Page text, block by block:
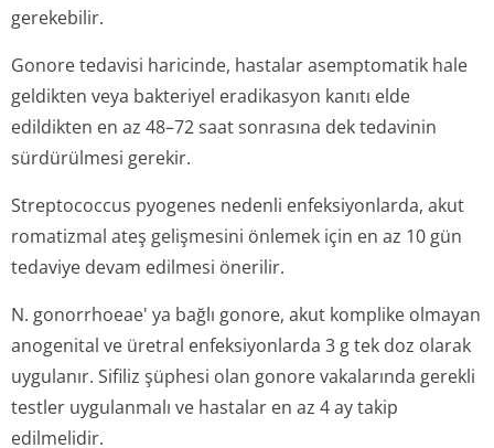
gerekebilir.
Gonore tedavisi haricinde, hastalar asemptomatik hale
geldikten veya bakteriyel eradikasyon kanıtı elde
edildikten en az 48–72 saat sonrasına dek tedavinin
sürdürülmesi gerekir.
Streptococcus pyogenes nedenli enfeksiyonlarda, akut
romatizmal ateş gelişmesini önlemek için en az 10 gün
tedaviye devam edilmesi önerilir.
N. gonorrhoeae' ya bağlı gonore, akut komplike olmayan
anogenital ve üretral enfeksiyonlarda 3 g tek doz olarak
uygulanır. Sifiliz şüphesi olan gonore vakalarında gerekli
testler uygulanmalı ve hastalar en az 4 ay takip
edilmelidir.